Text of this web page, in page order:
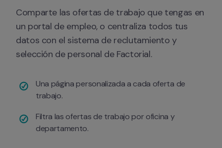
Comparte las ofertas de trabajo que tengas en
un portal de empleo, o centraliza todos tus
datos con el sistema de reclutamiento y
selección de personal de Factorial.
Una página personalizada a cada oferta de
trabajo.
Filtra las ofertas de trabajo por oficina y
departamento.